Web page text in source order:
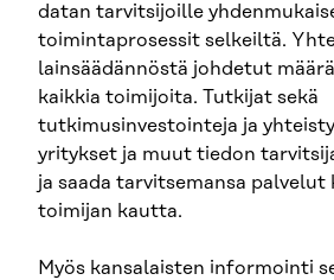
datan tarvitsijoille
toimintaprosessit selkeiltä.
lainsäädännöstä johdetut
kaikkia toimijoita. Tutkijat sekä
tutkimusinvestointeja ja
yritykset ja muut tiedon
ja saada tarvitsemansa palvelut
toimijan kautta.
Myös kansalaisten informointi